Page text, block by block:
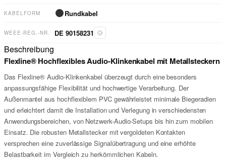
KABELFORM Rundkabel
WEEE-REG.-NR. DE 90158231
Beschreibung
Flexline® Hochflexibles Audio-Klinkenkabel mit Metallsteckern
Das Flexline® Audio-Klinkenkabel überzeugt durch eine besonders
anpassungsfähige Flexibilität und hochwertige Verarbeitung. Der
Außenmantel aus hochflexiblem PVC gewährleistet minimale Biegeradien
und erleichtert damit die Installation und Verlegung in verschiedensten
Anwendungsbereichen, von Netzwerk-Audio-Setups bis hin zum mobilen
Einsatz. Die robusten Metallstecker mit vergoldeten Kontakten
versprechen eine zuverlässige Signalübertragung und eine erhöhte
Belastbarkeit im Vergleich zu herkömmlichen Kabeln.